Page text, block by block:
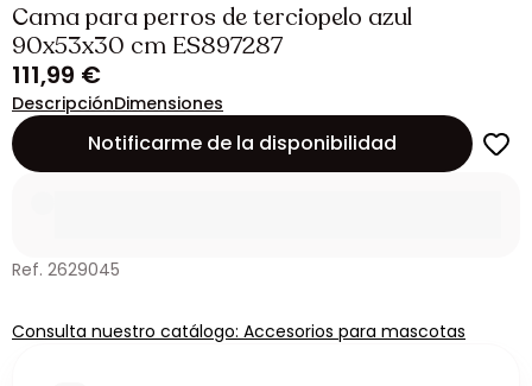
Cama para perros de terciopelo azul
90x53x30 cm ES897287
111,99 €
DescripciónDimensiones
Notificarme de la disponibilidad
Ref. 2629045
Consulta nuestro catálogo: Accesorios para mascotas